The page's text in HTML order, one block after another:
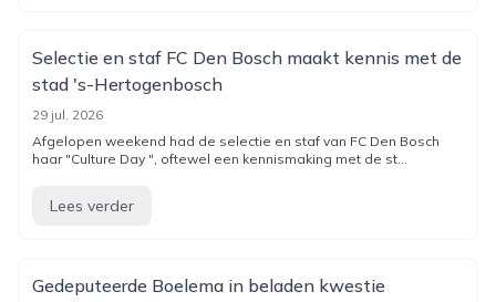
Selectie en staf FC Den Bosch maakt kennis met de
stad 's-Hertogenbosch
29 jul. 2026
Afgelopen weekend had de selectie en staf van FC Den Bosch
haar "Culture Day ", oftewel een kennismaking met de st...
Lees verder
Gedeputeerde Boelema in beladen kwestie